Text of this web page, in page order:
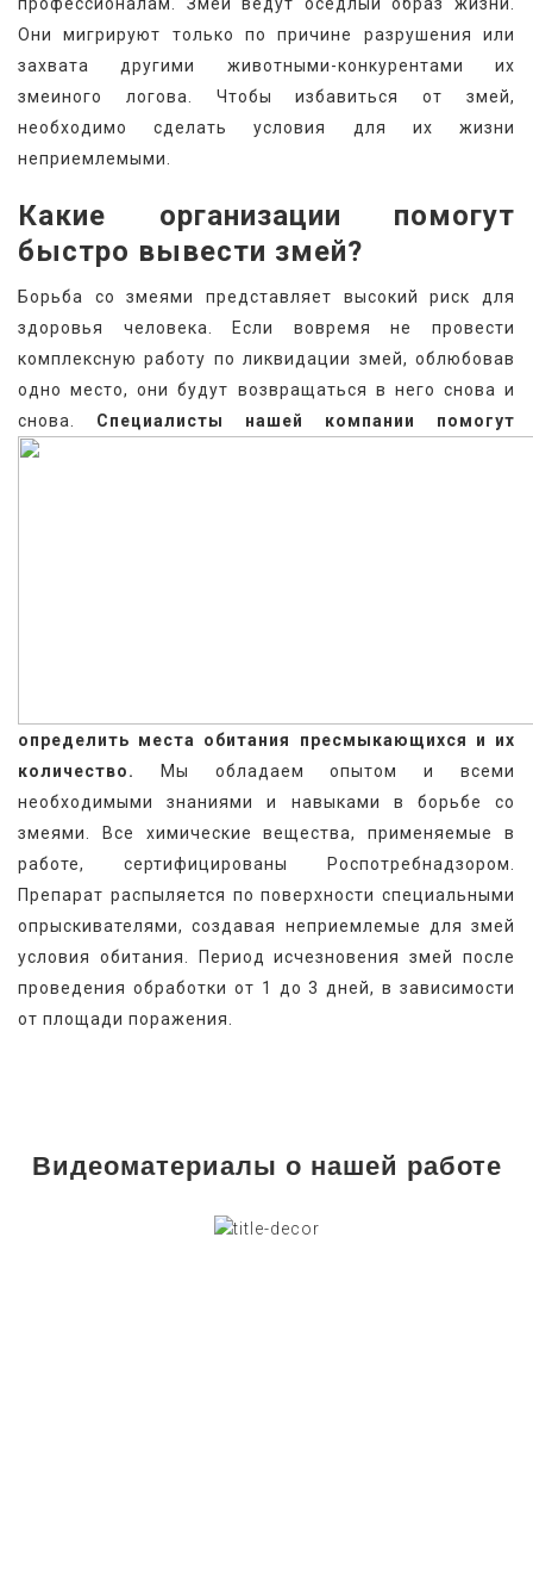
Они мигрируют только по причине разрушения или
захвата другими животными-конкурентами их
змеиного логова. Чтобы избавиться от змей,
необходимо сделать условия для их жизни
неприемлемыми.
Какие организации помогут
быстро вывести змей?
Борьба со змеями представляет высокий риск для
здоровья человека. Если вовремя не провести
комплексную работу по ликвидации змей, облюбовав
одно место, они будут возвращаться в него снова и
снова. Специалисты нашей компании помогут
определить места обитания пресмыкающихся и их
количество.
Мы обладаем опытом и всеми
необходимыми знаниями и навыками в борьбе со
змеями. Все химические вещества, применяемые в
работе, сертифицированы Роспотребнадзором.
Препарат распыляется по поверхности специальными
опрыскивателями, создавая неприемлемые для змей
условия обитания. Период исчезновения змей после
проведения обработки от 1 до 3 дней, в зависимости
от площади поражения.
Видеоматериалы о нашей работе